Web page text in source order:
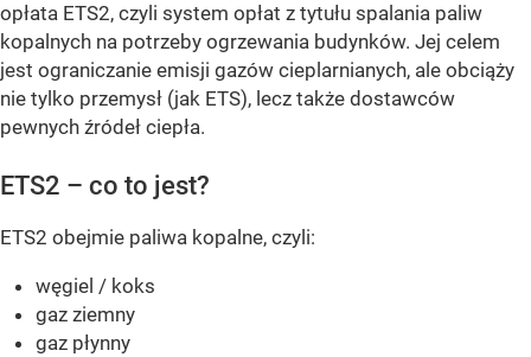
opłata ETS2, czyli system opłat z tytułu spalania paliw
kopalnych na potrzeby ogrzewania budynków. Jej celem
jest ograniczanie emisji gazów cieplarnianych, ale obciąży
nie tylko przemysł (jak ETS), lecz także dostawców
pewnych źródeł ciepła.
ETS2 – co to jest?
ETS2 obejmie paliwa kopalne, czyli:
węgiel / koks
gaz ziemny
gaz płynny